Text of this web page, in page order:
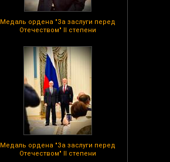
Медаль ордена "За заслуги перед
Отечеством" II степени
Медаль ордена "За заслуги перед
Отечеством" II степени